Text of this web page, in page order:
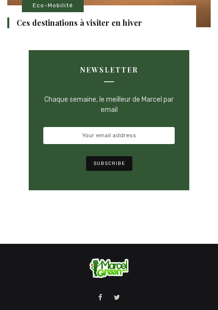
Eco-Mobilité
Ces destinations à visiter en hiver
NEWSLETTER
Chaque semaine, le meilleur de Marcel par
email